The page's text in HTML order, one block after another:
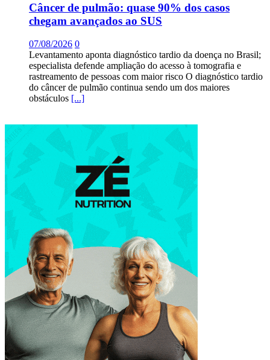
Câncer de pulmão: quase 90% dos casos
chegam avançados ao SUS
07/08/2026 0
Levantamento aponta diagnóstico tardio da doença no Brasil;
especialista defende ampliação do acesso à tomografia e
rastreamento de pessoas com maior risco O diagnóstico tardio
do câncer de pulmão continua sendo um dos maiores
obstáculos [...]